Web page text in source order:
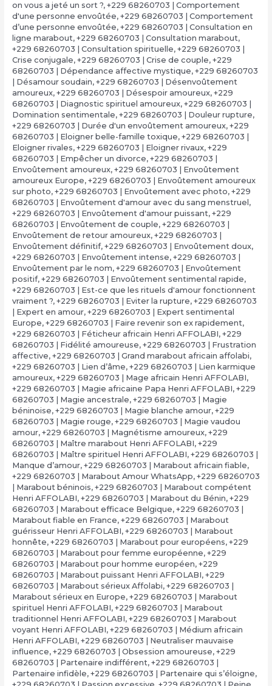
on vous a jeté un sort ?, +229 68260703 | Comportement
d'une personne envoûtée, +229 68260703 | Comportement
d’une personne envoûtée, +229 68260703 | Consultation en
ligne marabout, +229 68260703 | Consultation marabout,
+229 68260703 | Consultation spirituelle, +229 68260703 |
Crise conjugale, +229 68260703 | Crise de couple, +229
68260703 | Dépendance affective mystique, +229 68260703
| Désamour soudain, +229 68260703 | Désenvoûtement
amoureux, +229 68260703 | Désespoir amoureux, +229
68260703 | Diagnostic spirituel amoureux, +229 68260703 |
Domination sentimentale, +229 68260703 | Douleur rupture,
+229 68260703 | Durée d'un envoûtement amoureux, +229
68260703 | Eloigner belle-famille toxique, +229 68260703 |
Eloigner rivales, +229 68260703 | Eloigner rivaux, +229
68260703 | Empêcher un divorce, +229 68260703 |
Envoûtement amoureux, +229 68260703 | Envoûtement
amoureux Europe, +229 68260703 | Envoûtement amoureux
sur photo, +229 68260703 | Envoûtement avec photo, +229
68260703 | Envoûtement d'amour avec du sang menstruel ,
+229 68260703 | Envoûtement d'amour puissant, +229
68260703 | Envoûtement de couple, +229 68260703 |
Envoûtement de retour amoureux, +229 68260703 |
Envoûtement définitif, +229 68260703 | Envoûtement doux,
+229 68260703 | Envoûtement intense, +229 68260703 |
Envoûtement par le nom, +229 68260703 | Envoûtement
positif, +229 68260703 | Envoûtement sentimental rapide,
+229 68260703 | Est-ce que les rituels d'amour fonctionnent
vraiment ?, +229 68260703 | Eviter la rupture, +229 68260703
| Expert en amour, +229 68260703 | Expert sentimental
Europe, +229 68260703 | Faire revenir son ex rapidement,
+229 68260703 | Féticheur africain Henri AFFOLABI, +229
68260703 | Fidélité amoureuse, +229 68260703 | Frustration
affective, +229 68260703 | Grand marabout africain affolabi,
+229 68260703 | Lien d’âme, +229 68260703 | Lien karmique
amoureux, +229 68260703 | Mage africain Henri AFFOLABI,
+229 68260703 | Magie africaine Papa Henri AFFOLABI, +229
68260703 | Magie ancestrale, +229 68260703 | Magie
béninoise, +229 68260703 | Magie blanche amour, +229
68260703 | Magie rouge, +229 68260703 | Magie vaudou
amour, +229 68260703 | Magnétisme amoureux, +229
68260703 | Maître marabout Henri AFFOLABI, +229
68260703 | Maître spirituel Henri AFFOLABI, +229 68260703 |
Manque d’amour, +229 68260703 | Marabout africain fiable,
+229 68260703 | Marabout Amour WhatsApp, +229 68260703
| Marabout béninois, +229 68260703 | Marabout compétent
Henri AFFOLABI, +229 68260703 | Marabout du Bénin, +229
68260703 | Marabout efficace Belgique, +229 68260703 |
Marabout fiable en France, +229 68260703 | Marabout
guérisseur Henri AFFOLABI, +229 68260703 | Marabout
honnête, +229 68260703 | Marabout pour européens, +229
68260703 | Marabout pour femme européenne, +229
68260703 | Marabout pour homme européen, +229
68260703 | Marabout puissant Henri AFFOLABI, +229
68260703 | Marabout sérieux Affolabi, +229 68260703 |
Marabout sérieux en Europe, +229 68260703 | Marabout
spirituel Henri AFFOLABI, +229 68260703 | Marabout
traditionnel Henri AFFOLABI, +229 68260703 | Marabout
voyant Henri AFFOLABI, +229 68260703 | Médium africain
Henri AFFOLABI, +229 68260703 | Neutraliser mauvaise
influence, +229 68260703 | Obsession amoureuse, +229
68260703 | Partenaire indifférent, +229 68260703 |
Partenaire infidèle, +229 68260703 | Partenaire qui s’éloigne,